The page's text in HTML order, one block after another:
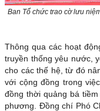
Ban Tổ chức trao cờ lưu
Thông qua các hoạt
truyền thống yêu nước,
cho các thế hệ, từ đó
với cộng đồng trong
đồng thời quảng bá
phương. Đồng chí Phó